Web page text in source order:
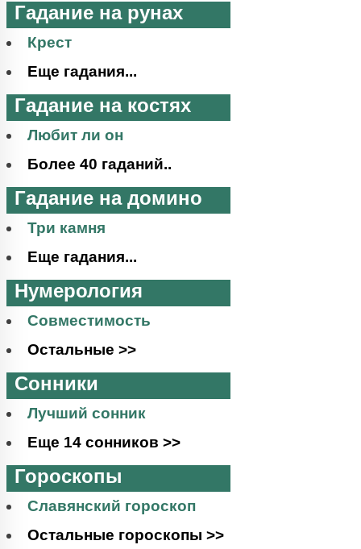
Гадание на рунах
Крест
Еще гадания...
Гадание на костях
Любит ли он
Более 40 гаданий..
Гадание на домино
Три камня
Еще гадания...
Нумерология
Совместимость
Остальные >>
Сонники
Лучший сонник
Еще 14 сонников >>
Гороскопы
Славянский гороскоп
Остальные гороскопы >>